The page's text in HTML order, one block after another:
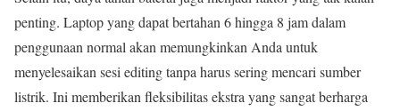
penting. Laptop yang dapat bertahan 6 hingga 8 jam dalam
penggunaan normal akan memungkinkan Anda untuk
menyelesaikan sesi editing tanpa harus sering mencari sumber
listrik. Ini memberikan fleksibilitas ekstra yang sangat berharga